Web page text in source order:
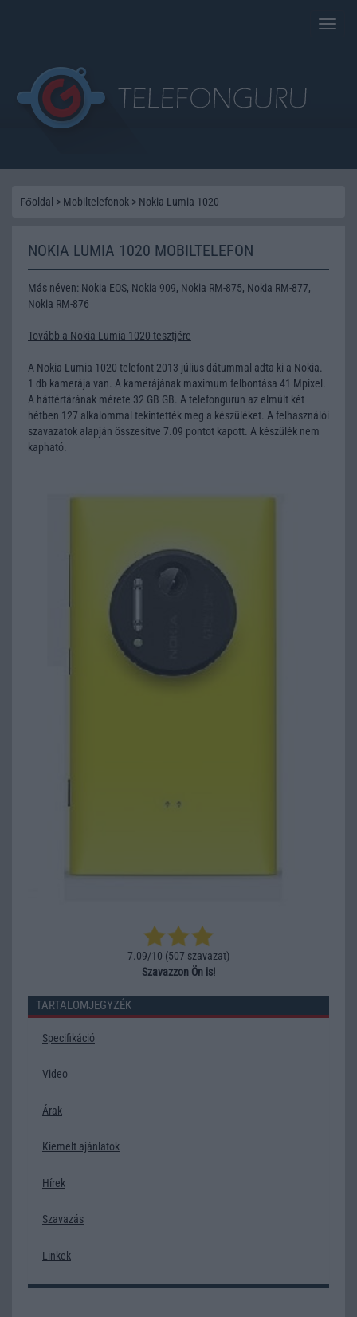
Toggle
Főoldal > Mobiltelefonok > Nokia Lumia 1020
NOKIA LUMIA 1020 MOBILTELEFON
Más néven: Nokia EOS, Nokia 909, Nokia RM-875, Nokia RM-877,
Nokia RM-876
Tovább a Nokia Lumia 1020 tesztjére
A Nokia Lumia 1020 telefont 2013 július dátummal adta ki a Nokia.
1 db kamerája van. A kamerájának maximum felbontása 41 Mpixel.
A háttértárának mérete 32 GB GB. A telefongurun az elmúlt két
hétben 127 alkalommal tekintették meg a készüléket. A felhasználói
szavazatok alapján összesítve 7.09 pontot kapott. A készülék nem
kapható.
7.09/10 (507 szavazat)
Szavazzon Ön is!
TARTALOMJEGYZÉK
Specifikáció
Video
Árak
Kiemelt ajánlatok
Hírek
Szavazás
Linkek